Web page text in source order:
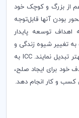
از بزرگ و کوچک خود
بودن آنها قابل‌توجه
توسعه پایدار
تغییر شیوه زندگی و
تبدیل نمایند.ICC به
خود برای ایجاد صلح،
کسب و کار انجام دهد.